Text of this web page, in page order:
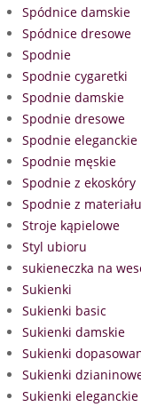
Spódnice damskie
Spódnice dresowe
Spodnie
Spodnie cygaretki
Spodnie damskie
Spodnie dresowe
Spodnie eleganckie
Spodnie męskie
Spodnie z ekoskóry
Spodnie z materiału
Stroje kąpielowe
Styl ubioru
sukieneczka na
Sukienki
Sukienki basic
Sukienki damskie
Sukienki
Sukienki
Sukienki eleganckie